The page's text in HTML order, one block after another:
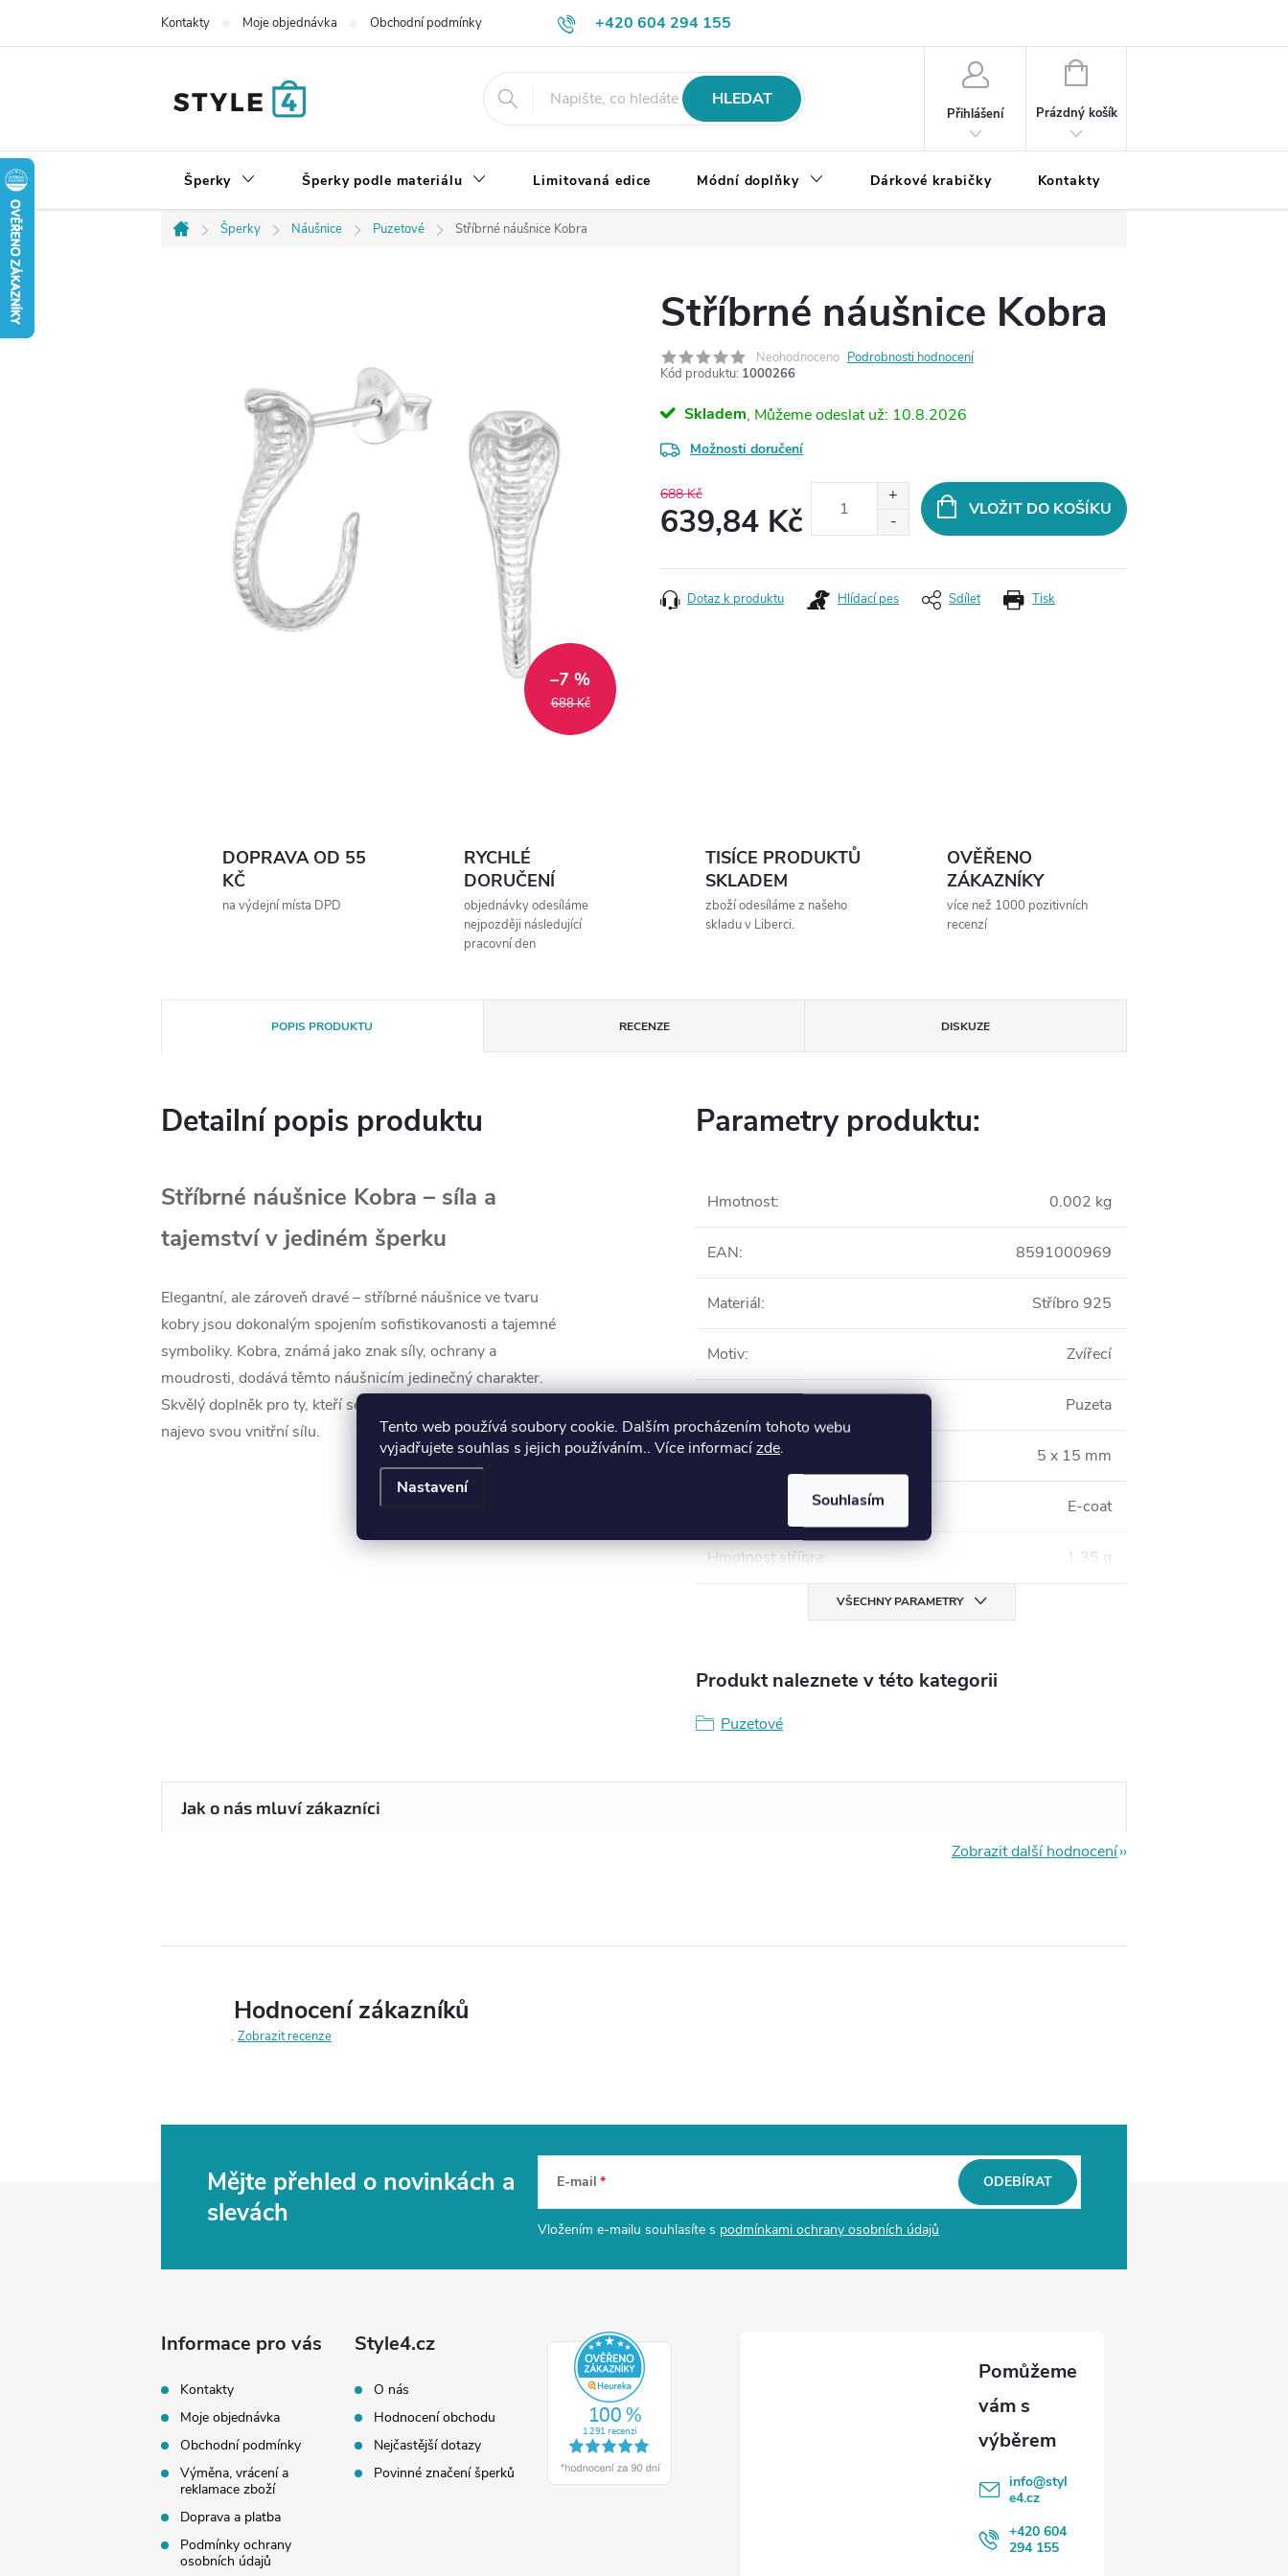
Tento web používá soubory cookie. Dalším procházením tohoto webu
vyjadřujete souhlas s jejich používáním.. Více informacízde.
Nastavení
Souhlasím
+420 604 294 155
Kontakty Moje objednávka Obchodní podmínky Výměna, vrácení a reklamace zboží
HLEDAT
Přihlášení
NÁKUPNÍ
Prázdný košík
Šperky Šperky podle materiálu Limitovaná edice Módní doplňky Dárkové krabičky Kontakty
Domů
Šperky Náušnice Puzetové Stříbrné náušnice Kobra
688 Kč
–7 %
Stříbrné náušnice Kobra
Neohodnoceno Podrobnosti hodnocení
Kód produktu: 1000266
Skladem 10.8.2026
Možnosti doručení
688 Kč
639,84 Kč
cena:
VLOŽIT DO KOŠÍKU
Tisk
Dotaz k produktu Hlídací pes Sdílet
DOPRAVA OD 55
KČ
na výdejní místa DPD
RYCHLÉ
DORUČENÍ
objednávky odesíláme
nejpozději následující
pracovní den
TISÍCE PRODUKTŮ
SKLADEM
zboží odesíláme z našeho
skladu v Liberci.
OVĚŘENO
ZÁKAZNÍKY
více než 1000 pozitivních
recenzí
POPIS PRODUKTU RECENZE DISKUZE
Detailní popis produktu
Stříbrné náušnice Kobra – síla a
tajemství v jediném šperku
Elegantní, ale zároveň dravé – stříbrné náušnice ve tvaru
kobry jsou dokonalým spojením sofistikovanosti a tajemné
symboliky. Kobra, známá jako znak síly, ochrany a
moudrosti, dodává těmto náušnicím jedinečný charakter.
Skvělý doplněk pro ty, kteří se nebojí vystoupit z davu a dát
najevo svou vnitřní sílu.
Parametry produktu:
Hmotnost: 0.002 kg
EAN: 8591000969
Materiál: Stříbro 925
Motiv: Zvířecí
Puzeta
Velikost dílu 5 x 15 mm
Povrchová úprava: E-coat
Hmotnost stříbra: 1,35 g
VŠECHNY PARAMETRY
Produkt naleznete v této kategorii
Puzetové
Zobrazit další hodnocení
Hodnocení zákazníků
Zobrazit recenze
Mějte přehled o novinkách a
slevách
E-mail
Vložením e-mailu souhlasíte s podmínkami ochrany osobních údajů
ODEBÍRAT
Informace pro vás
Kontakty
Moje objednávka
Obchodní podmínky
Výměna, vrácení a
reklamace zboží
Doprava a platba
Podmínky ochrany
osobních údajů
Style4.cz
O nás
Hodnocení obchodu
Nejčastější dotazy
Povinné značení šperků
info@styl
e4.cz
+420 604
294 155